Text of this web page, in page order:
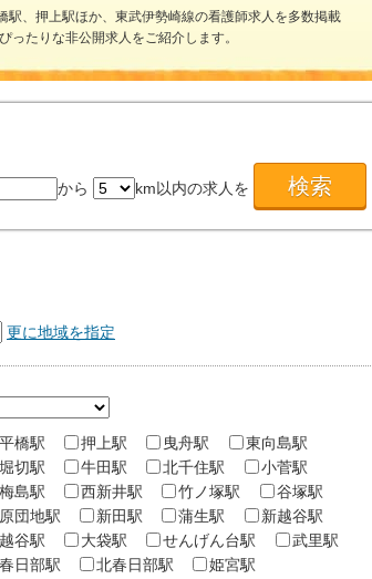
駅、押上駅ほか、東武伊勢崎線の看護師求人を多数掲載
ったりな非公開求人をご紹介します。
から km以内の求人を
更に地域を指定
橋駅 押上駅 曳舟駅
東向島駅
堀切駅 牛田駅 北千住駅
小菅駅
梅島駅 西新井駅 竹ノ塚駅
谷塚駅
団地駅 新田駅 蒲生駅
新越谷駅
谷駅 大袋駅 せんげん台駅
武里駅
春日部駅 北春日部駅
姫宮駅